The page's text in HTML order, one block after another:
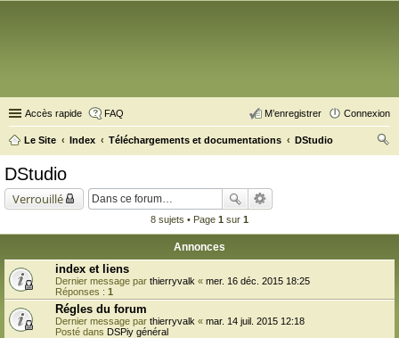
Accès rapide FAQ Connexion
M’enregistrer
Le Site Index Téléchargements et documentations
DStudio
DStudio
Verrouillé
8 sujets • Page 1 sur 1
Annonces
index et liens
Dernier message par thierryvalk « mer. 16 déc. 2015 18:25
Réponses : 1
Régles du forum
Dernier message par thierryvalk « mar. 14 juil. 2015 12:18
Posté dans DSPiy général